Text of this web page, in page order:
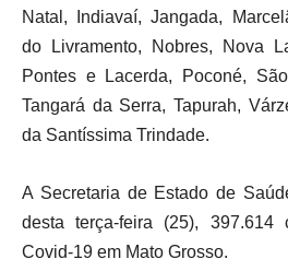
Natal, Indiavaí, Jangada,
do Livramento, Nobres, Nova
Pontes e Lacerda, Poconé,
Tangará da Serra, Tapurah,
da Santíssima Trindade.
A Secretaria de Estado de
desta terça-feira (25), 397.614
Covid-19 em Mato Grosso.